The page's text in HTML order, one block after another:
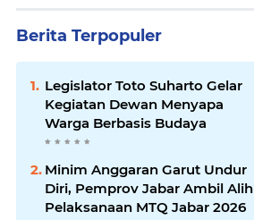
Berita Terpopuler
Legislator Toto Suharto Gelar
Kegiatan Dewan Menyapa
Warga Berbasis Budaya
Minim Anggaran Garut Undur
Diri, Pemprov Jabar Ambil Alih
Pelaksanaan MTQ Jabar 2026